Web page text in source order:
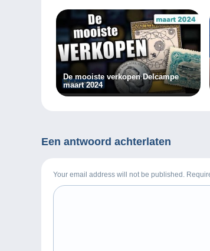
De mooiste verkopen Delcampe
maart 2024
Een antwoord achterlaten
Your email address will not be published.